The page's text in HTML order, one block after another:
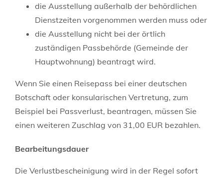
die Ausstellung außerhalb der behördlichen
Dienstzeiten vorgenommen werden muss oder
die Ausstellung nicht bei der örtlich
zuständigen Passbehörde (Gemeinde der
Hauptwohnung) beantragt wird.
Wenn Sie einen Reisepass bei einer deutschen
Botschaft oder konsularischen Vertretung, zum
Beispiel bei Passverlust, beantragen, müssen Sie
einen weiteren Zuschlag von 31,00 EUR bezahlen.
Bearbeitungsdauer
Die Verlustbescheinigung wird in der Regel sofort